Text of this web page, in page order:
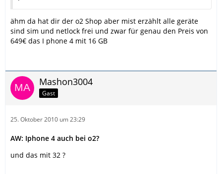
ähm da hat dir der o2 Shop aber mist erzählt alle geräte
sind sim und netlock frei und zwar für genau den Preis von
649€ das I phone 4 mit 16 GB
Mashon3004
Gast
25. Oktober 2010 um 23:29
AW: Iphone 4 auch bei o2?
und das mit 32 ?